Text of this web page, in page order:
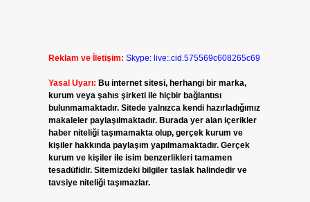
Reklam ve İletişim: Skype: live:.cid.575569c608265c69
Yasal Uyarı: Bu internet sitesi, herhangi bir marka,
kurum veya şahıs şirketi ile hiçbir bağlantısı
bulunmamaktadır. Sitede yalnızca kendi hazırladığımız
makaleler paylaşılmaktadır. Burada yer alan içerikler
haber niteliği taşımamakta olup, gerçek kurum ve
kişiler hakkında paylaşım yapılmamaktadır. Gerçek
kurum ve kişiler ile isim benzerlikleri tamamen
tesadüfidir. Sitemizdeki bilgiler taslak halindedir ve
tavsiye niteliği taşımazlar.